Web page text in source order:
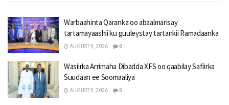
Warbaahinta Qaranka oo abaalmarisay
tartamayaashii ku guuleystay tartankii Ramadaanka
AUGUST 9, 2026 0
Wasiirka Arrimaha Dibadda XFS oo qaabilay Safiirka
Suudaan ee Soomaaliya
AUGUST 9, 2026 0